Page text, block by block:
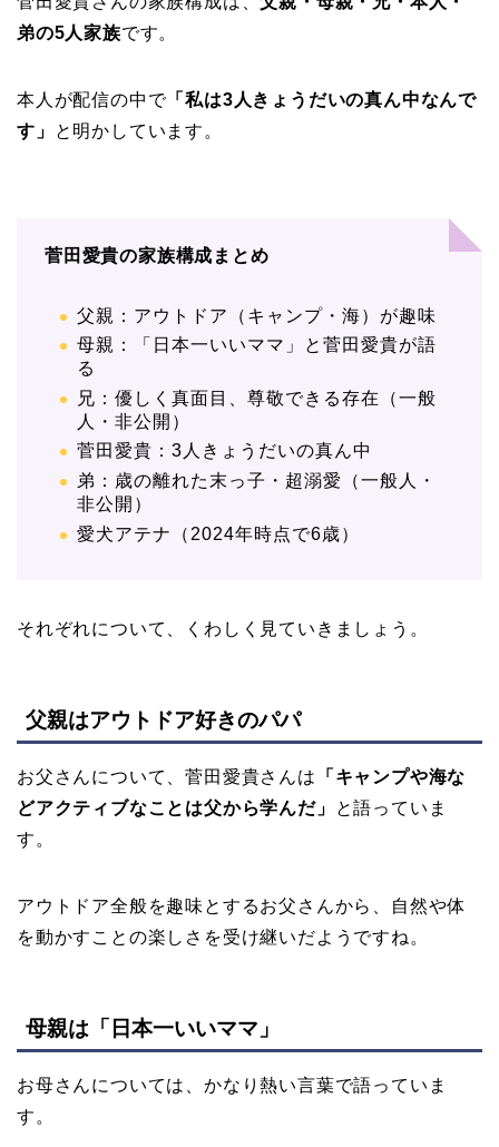
弟の5人家族です。
本人が配信の中で「私は3人きょうだいの真ん中なんで
す」
と明かしています。
菅田愛貴の家族構成まとめ
父親：アウトドア（キャンプ・海）が趣味
母親：「日本一いいママ」と菅田愛貴が語
る
兄：優しく真面目、尊敬できる存在（一般
人・非公開）
菅田愛貴：3人きょうだいの真ん中
弟：歳の離れた末っ子・超溺愛（一般人・
非公開）
愛犬アテナ（2024年時点で6歳）
それぞれについて、くわしく見ていきましょう。
父親はアウトドア好きのパパ
お父さんについて、菅田愛貴さんは
「キャンプや海な
どアクティブなことは父から学んだ」
と語っていま
す。
アウトドア全般を趣味とするお父さんから、自然や体
を動かすことの楽しさを受け継いだようですね。
母親は「日本一いいママ」
お母さんについては、かなり熱い言葉で語っていま
す。